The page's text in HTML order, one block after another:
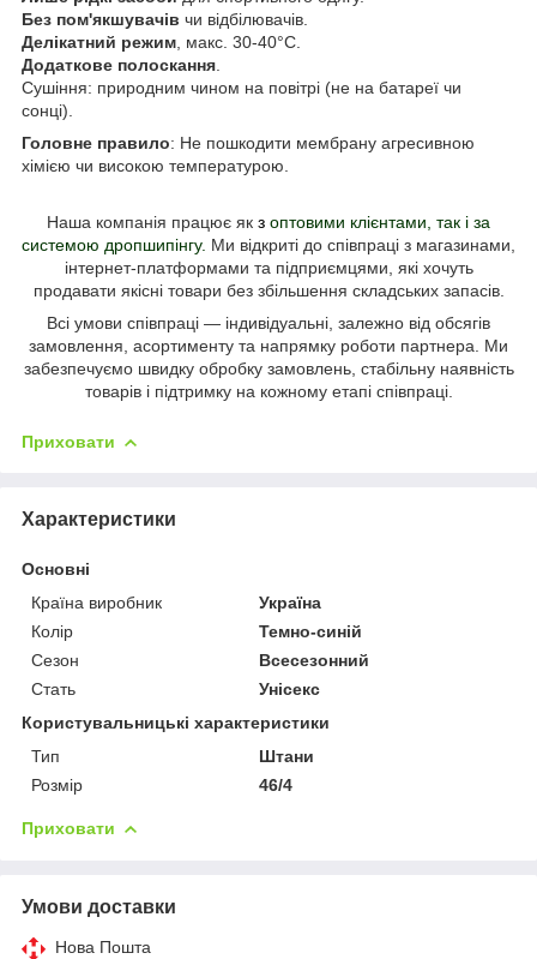
Без пом'якшувачів чи відбілювачів.
Делікатний режим , макс. 30-40°C.
Додаткове полоскання
Сушіння: природним чином на повітрі (не на батареї чи
сонці).
Головне правило: Не пошкодити мембрану агресивною
хімією чи високою температурою.
Наша компанія працює як з оптовими клієнтами, так і за
системою дропшипінгу. Ми відкриті до співпраці з магазинами,
інтернет-платформами та підприємцями, які хочуть
продавати якісні товари без збільшення складських запасів.
Всі умови співпраці — індивідуальні, залежно від обсягів
замовлення, асортименту та напрямку роботи партнера. Ми
забезпечуємо швидку обробку замовлень, стабільну наявність
товарів і підтримку на кожному етапі співпраці.
Приховати
Характеристики
Основні
Країна виробник
Україна
Колір
Темно-синій
Сезон
Всесезонний
Стать
Унісекс
Користувальницькі характеристики
Тип
Штани
Розмір
46/4
Приховати
Умови доставки
Нова Пошта